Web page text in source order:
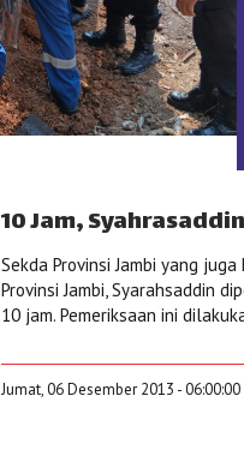
10 Jam,
Sekda Provinsi Jambi yang
Provinsi Jambi, Syarahsaddin
10 jam. Pemeriksaan ini
Jumat, 06 Desember 2013 - 06:00:00